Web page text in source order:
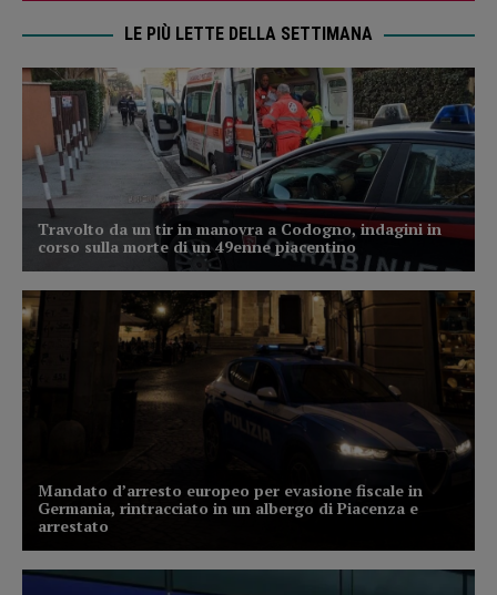
LE PIÙ LETTE DELLA SETTIMANA